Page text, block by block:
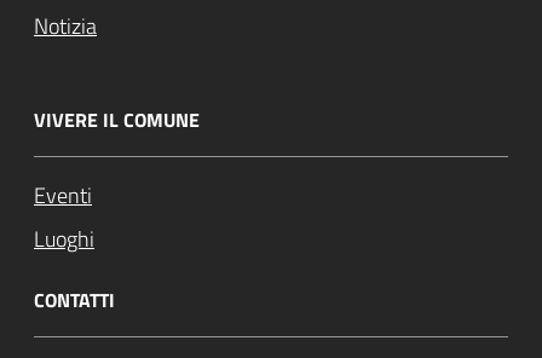
Notizia
VIVERE IL COMUNE
Eventi
Luoghi
CONTATTI